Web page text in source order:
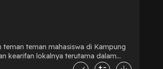
teman mahasiswa di Kampung
bertahan hingga saat ini memberikan